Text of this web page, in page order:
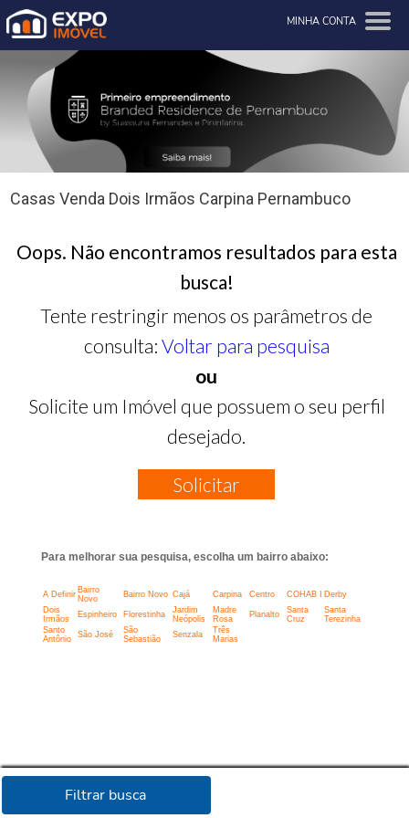
MINHA CONTA
Filtrar busca
Casas Venda Dois Irmãos Carpina Pernambuco
Oops. Não encontramos resultados para esta
busca!
Tente restringir menos os parâmetros de
consulta: Voltar para pesquisa
ou
Solicite um Imóvel que possuem o seu perfil
desejado.
Solicitar
Para melhorar sua pesquisa, escolha um bairro abaixo:
A Definir Bairro
Novo
Bairro Novo Cajá Carpina Centro COHAB I
Derby
Dois
Irmãos
Espinheiro Florestinha
Jardim
Neópolis
Madre
Rosa
Planalto
Santa
Cruz
Santa
Terezinha
Santo
Antônio
São José
São
Sebastião
Senzala
Três
Marias